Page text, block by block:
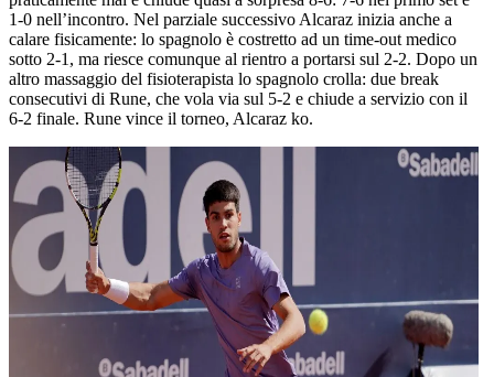
1-0 nell’incontro. Nel parziale successivo Alcaraz inizia anche a
calare fisicamente: lo spagnolo è costretto ad un time-out medico
sotto 2-1, ma riesce comunque al rientro a portarsi sul 2-2. Dopo un
altro massaggio del fisioterapista lo spagnolo crolla: due break
consecutivi di Rune, che vola via sul 5-2 e chiude a servizio con il
6-2 finale. Rune vince il torneo, Alcaraz ko.